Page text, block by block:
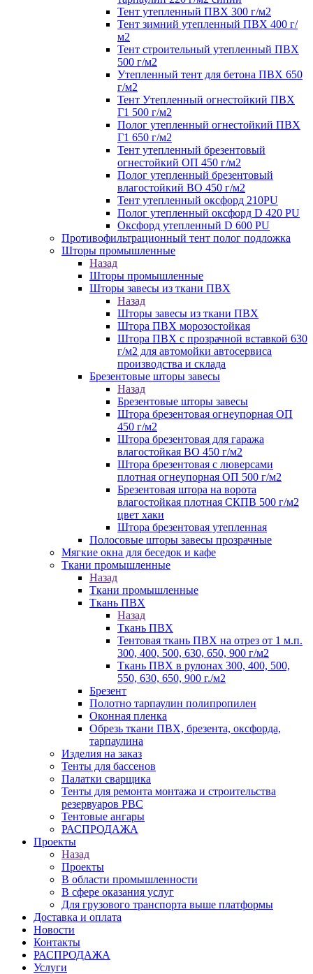
Тент утепленный ПВХ 300 г/м2
Тент зимний утепленный ПВХ 400 г/
м2
Тент строительный утепленный ПВХ
500 г/м2
Утепленный тент для бетона ПВХ 650
г/м2
Тент Утепленный огнестойкий ПВХ
Г1 500 г/м2
Полог утепленный огнестойкий ПВХ
Г1 650 г/м2
Тент утепленный брезентовый
огнестойкий ОП 450 г/м2
Полог утепленный брезентовый
влагостойкий ВО 450 г/м2
Тент утепленный оксфорд 210PU
Полог утепленный оксфорд D 420 PU
Оксфорд утепленный D 600 PU
Противофильтрационный тент полог подложка
Шторы промышленные
Назад
Шторы промышленные
Шторы завесы из ткани ПВХ
Назад
Шторы завесы из ткани ПВХ
Штора ПВХ морозостойкая
Штора ПВХ с прозрачной вставкой 630
г/м2 для автомойки автосервиса
производства и склада
Брезентовые шторы завесы
Назад
Брезентовые шторы завесы
Штора брезентовая огнеупорная ОП
450 г/м2
Штора брезентовая для гаража
влагостойкая ВО 450 г/м2
Штора брезентовая с люверсами
плотная огнеупорная ОП 500 г/м2
Брезентовая штора на ворота
влагостойкая плотная СКПВ 500 г/м2
цвет хаки
Штора брезентовая утепленная
Полосовые шторы завесы прозрачные
Мягкие окна для беседок и кафе
Ткани промышленные
Назад
Ткани промышленные
Ткань ПВХ
Назад
Ткань ПВХ
Тентовая ткань ПВХ на отрез от 1 м.п.
300, 400, 500, 630, 650, 900 г/м2
Ткань ПВХ в рулонах 300, 400, 500,
550, 630, 650, 900 г./м2
Брезент
Полотно тарпаулин полипропилен
Оконная пленка
Обрезь ткани ПВХ, брезента, оксфорда,
тарпаулина
Изделия на заказ
Тенты для бассенов
Палатки сварщика
Тенты для ремонта монтажа и строительства
резервуаров РВС
Тентовые ангары
РАСПРОДАЖА
Проекты
Назад
Проекты
В области промышленности
В сфере оказания услуг
Для грузового транспорта выше платформы
Доставка и оплата
Новости
Контакты
РАСПРОДАЖА
Услуги